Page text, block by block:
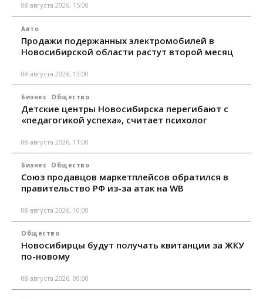
08 августа 2026, 15:00
Авто
Продажи подержанных электромобилей в
Новосибирской области растут второй месяц
08 августа 2026, 13:00
Бизнес Общество
Детские центры Новосибирска перегибают с
«педагогикой успеха», считает психолог
08 августа 2026, 11:00
Бизнес Общество
Союз продавцов маркетплейсов обратился в
правительство РФ из-за атак на WB
08 августа 2026, 10:00
Общество
Новосибирцы будут получать квитанции за ЖКУ
по-новому
08 августа 2026, 09:00